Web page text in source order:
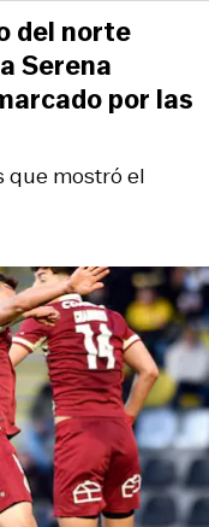
que mostró el
del norte
Serena
por las